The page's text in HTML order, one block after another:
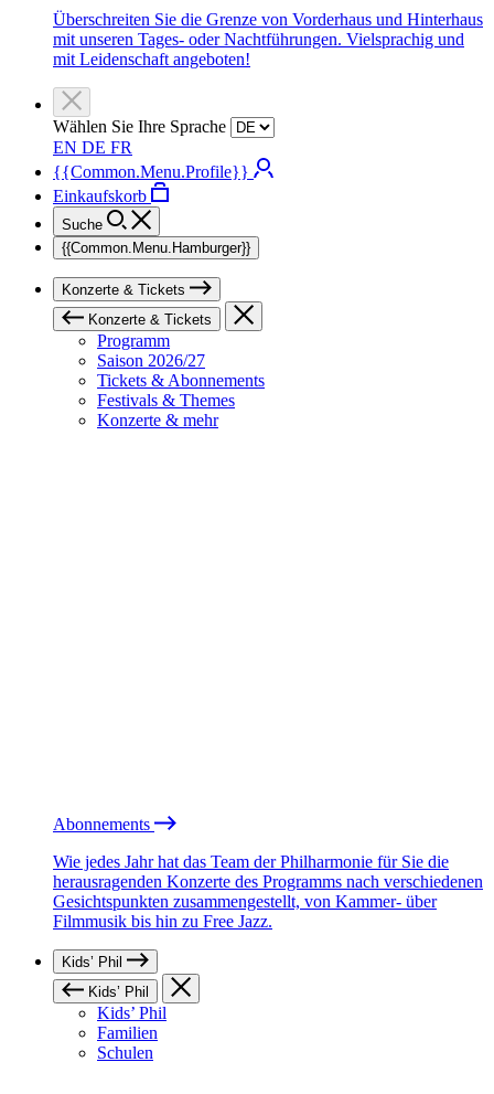
Überschreiten Sie die Grenze von Vorderhaus und Hinterhaus
mit unseren Tages- oder Nachtführungen. Vielsprachig und
mit Leidenschaft angeboten!
Wählen Sie Ihre Sprache
EN DE FR
{{Common.Menu.Profile}}
Einkaufskorb
Suche
{{Common.Menu.Hamburger}}
Konzerte & Tickets
Konzerte & Tickets
Programm
Saison 2026/27
Tickets & Abonnements
Festivals & Themes
Konzerte & mehr
Abonnements
Wie jedes Jahr hat das Team der Philharmonie für Sie die
herausragenden Konzerte des Programms nach verschiedenen
Gesichtspunkten zusammengestellt, von Kammer- über
Filmmusik bis hin zu Free Jazz.
Kids’ Phil
Kids’ Phil
Kids’ Phil
Familien
Schulen